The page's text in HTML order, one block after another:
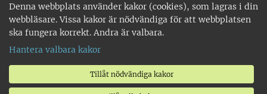
Denna webbplats använder kakor (cookies), som lagras i din
webbläsare. Vissa kakor är nödvändiga för att webbplatsen
ska fungera korrekt. Andra är valbara.
Hantera valbara kakor
Tillåt nödvändiga kakor